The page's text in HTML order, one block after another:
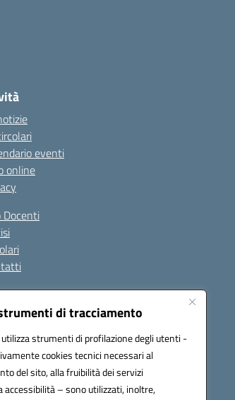
di tracciamento
strumenti di profilazione degli utenti -
cookies tecnici necessari al
del sito, alla fruibilità dei servizi
accessibilità – sono utilizzati, inoltre,
eventi
online
Docenti
Seguici su: